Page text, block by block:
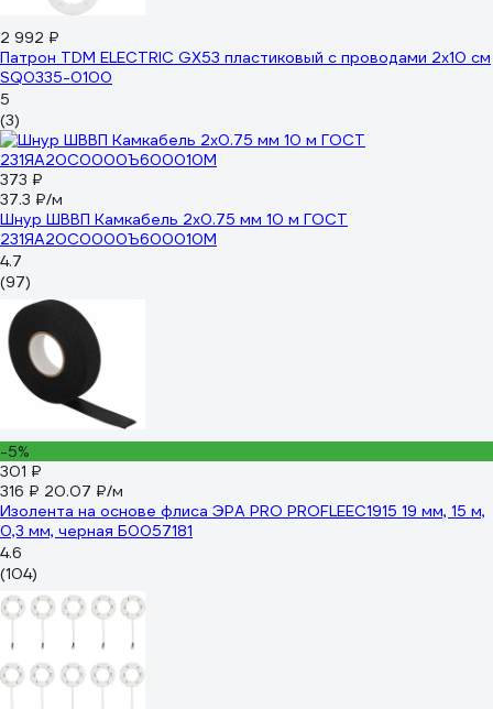
2 992 ₽
Патрон TDM ELECTRIC GX53 пластиковый с проводами 2х10 см
SQ0335-0100
5
(3)
373 ₽
37.3 ₽/м
Шнур ШВВП Камкабель 2x0.75 мм 10 м ГОСТ
231ЯA20C0000Ъ600010М
4.7
(97)
-5%
301 ₽
316 ₽ 20.07 ₽/м
Изолента на основе флиса ЭРА PRO PROFLEEC1915 19 мм, 15 м,
0,3 мм, черная Б0057181
4.6
(104)